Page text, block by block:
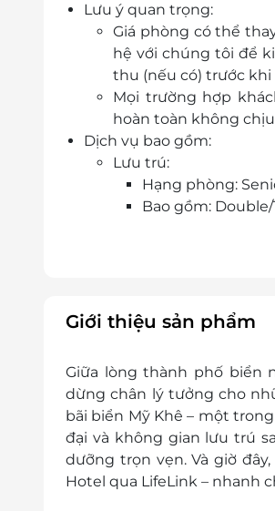
Lưu ý quan trọng:
Giá phòng có thể
hệ với chúng tôi để
thu (nếu có) trước
Mọi trường hợp
hoàn toàn không
Dịch vụ bao gồm:
Lưu trú:
Hạng phòng:
Bao gồm:
Nước uống chào
Miễn phí sử
Miễn phí truy
Giá trên đã bao
Dịch vụ không bao gồm:
Chính sách trẻ em và phụ
Phụ thu ăn sáng trẻ
Giới thiệu sản phẩm
Giữa lòng thành phố biển
dừng chân lý tưởng cho
bãi biển Mỹ Khê – một
đại và không gian lưu trú
dưỡng trọn vẹn. Và giờ
Hotel qua LifeLink – nhanh